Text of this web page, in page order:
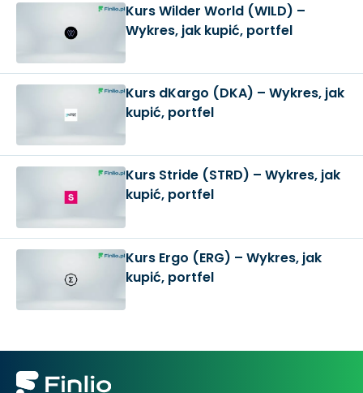
Kurs Wilder World (WILD) –
Wykres, jak kupić, portfel
Kurs dKargo (DKA) – Wykres, jak
kupić, portfel
Kurs Stride (STRD) – Wykres, jak
kupić, portfel
Kurs Ergo (ERG) – Wykres, jak
kupić, portfel